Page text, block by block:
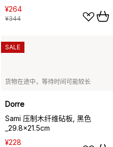
¥264
¥344
货物在途中，等待时间可能较长
Dorre
Sami 压制木纤维砧板, 黑色
_29.8x21.5cm
¥228
SALE